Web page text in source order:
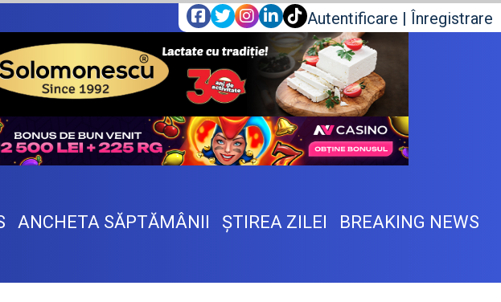
Autentificare | Înregistrare
ANCHETA SĂPTĂMÂNII ŞTIREA ZILEI BREAKING NEWS